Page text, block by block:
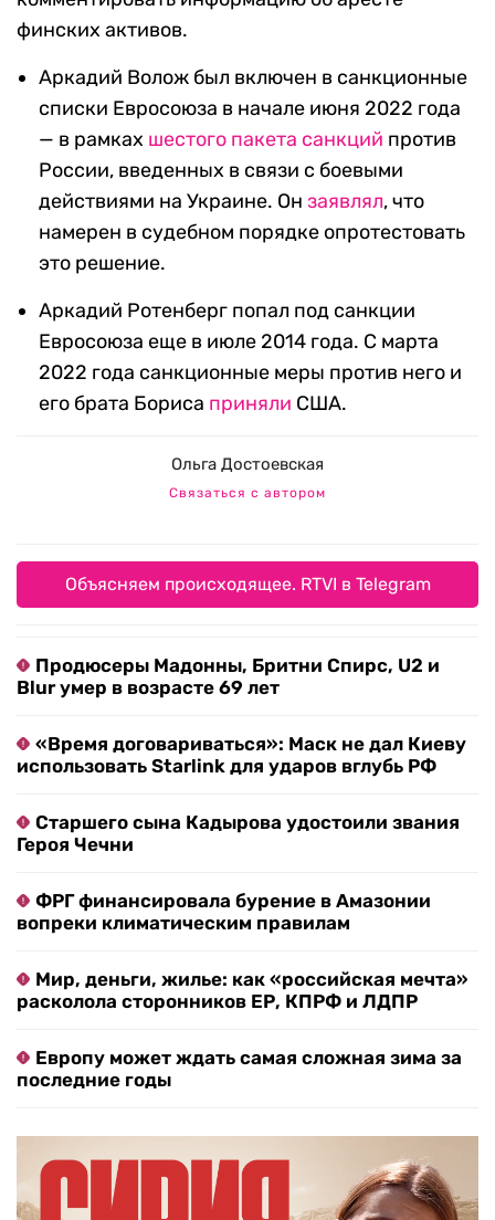
финских активов.
Аркадий Волож был включен в санкционные
списки Евросоюза в начале июня 2022 года
— в рамках шестого пакета санкций против
России, введенных в связи с боевыми
действиями на Украине. Он заявлял, что
намерен в судебном порядке опротестовать
это решение.
Аркадий Ротенберг попал под санкции
Евросоюза еще в июле 2014 года. С марта
2022 года санкционные меры против него и
его брата Бориса приняли США.
Ольга Достоевская
Связаться с автором
Объясняем происходящее. RTVI в Telegram
Продюсеры Мадонны, Бритни Спирс, U2 и
Blur умер в возрасте 69 лет
«Время договариваться»: Маск не дал Киеву
использовать Starlink для ударов вглубь РФ
Старшего сына Кадырова удостоили звания
Героя Чечни
ФРГ финансировала бурение в Амазонии
вопреки климатическим правилам
Мир, деньги, жилье: как «российская мечта»
расколола сторонников ЕР, КПРФ и ЛДПР
Европу может ждать самая сложная зима за
последние годы